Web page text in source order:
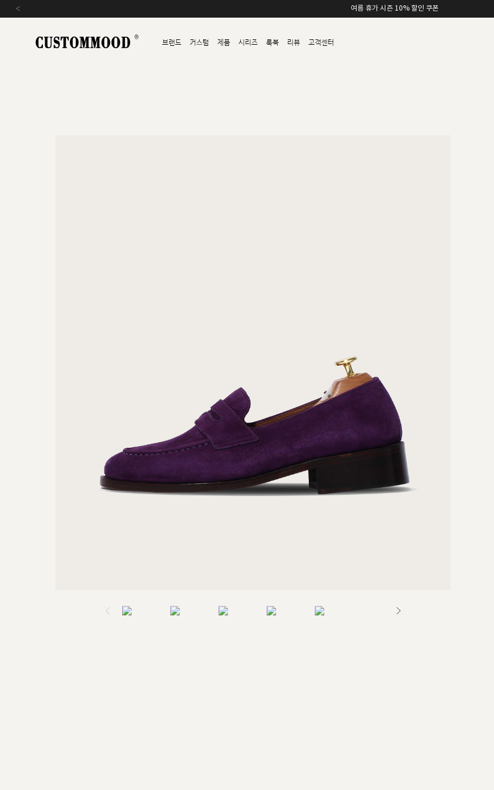
여름 휴가 시즌 10% 할인 쿠폰
‹
브랜드 커스텀 제품 시리즈 룩북 리뷰 고객센터